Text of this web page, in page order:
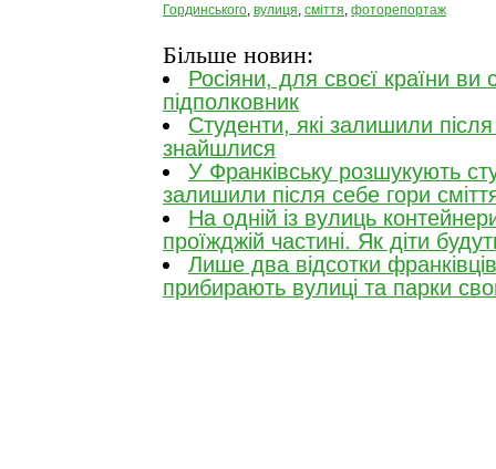
Гординського вулиця сміття фоторепортаж
Більше новин:
Росіяни, для своєї країни ви
підполковник
Студенти, які залишили
знайшлися
У Франківську розшукують
залишили після себе гори
На одній із вулиць
проїжджій частині. Як діти
Лише два відсотки
прибирають вулиці та парки